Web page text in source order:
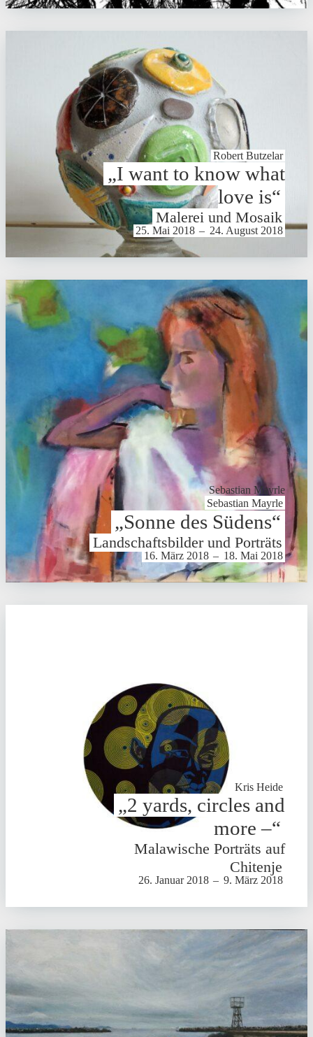
Robert Butzelar
„I want to know what
love is“
Malerei und Mosaik
25. Mai 2018 – 24. August 2018
Sebastian Mayrle
Sebastian Mayrle
„Sonne des Südens“
Land­schafts­bilder und Porträts
16. März 2018 – 18. Mai 2018
Kris Heide
„2 yards, circles and
more –“
Mala­wi­sche Porträts auf
Chitenje
26. Januar 2018 – 9. März 2018